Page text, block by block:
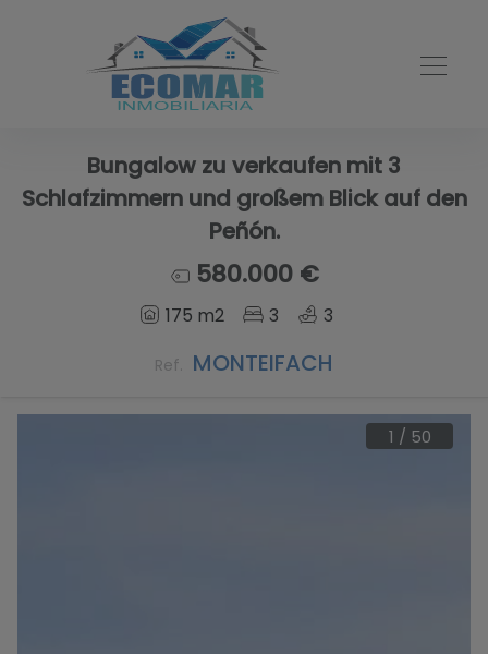
Bungalow zu verkaufen mit 3
Schlafzimmern und großem Blick auf den
Peñón.
580.000 €
175 m2 3 3
Ref. MONTEIFACH
1 / 50